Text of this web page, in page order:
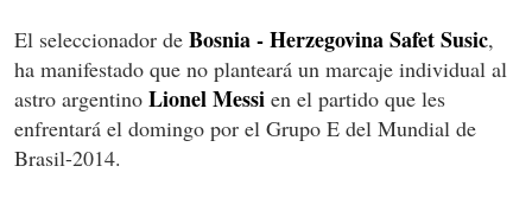
El seleccionador de Bosnia - HerzegovinaSafet Susic,
ha manifestado que no planteará un marcaje individual al
astro argentino Lionel Messi en el partido que les
enfrentará el domingo por el Grupo E del Mundial de
Brasil-2014.